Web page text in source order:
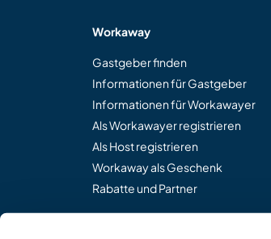
Workaway
Gastgeber finden
Informationen für Gastgeber
Informationen für Workawayer
Als Workawayer registrieren
Als Host registrieren
Workaway als Geschenk
Rabatte und Partner